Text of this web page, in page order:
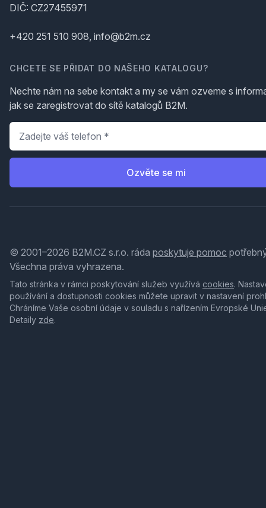
DIČ: CZ27455971
+420 251 510 908, info@b2m.cz
CHCETE SE PŘIDAT DO NAŠEHO KATALOGU?
Nechte nám na sebe kontakt a my se vám ozveme s
jak se zaregistrovat do sítě katalogů B2M.
Telefon
Ozvěte se mi
© 2001–2026 B2M.CZ s.r.o. ráda poskytuje pomoc
Všechna práva vyhrazena.
Tato stránka v rámci poskytování služeb využívá cookies.
používání a dostupnosti cookies můžete upravit v nastavení
Chráníme Vaše osobní údaje v souladu s nařízením Evropské
Detaily zde.